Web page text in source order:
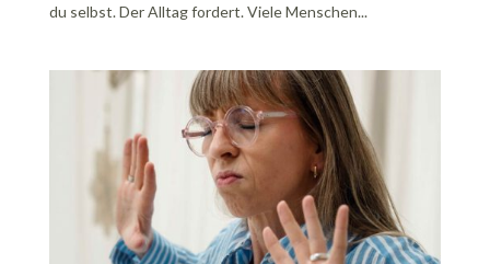
du selbst. Der Alltag fordert. Viele Menschen...